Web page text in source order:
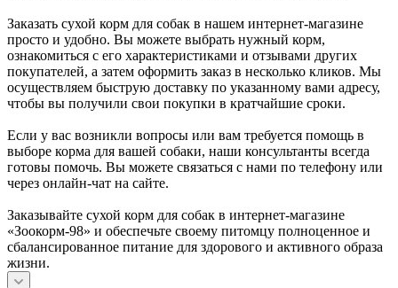
Заказать сухой корм для собак в нашем интернет-магазине
просто и удобно. Вы можете выбрать нужный корм,
ознакомиться с его характеристиками и отзывами других
покупателей, а затем оформить заказ в несколько кликов. Мы
осуществляем быструю доставку по указанному вами адресу,
чтобы вы получили свои покупки в кратчайшие сроки.
Если у вас возникли вопросы или вам требуется помощь в
выборе корма для вашей собаки, наши консультанты всегда
готовы помочь. Вы можете связаться с нами по телефону или
через онлайн-чат на сайте.
Заказывайте сухой корм для собак в интернет-магазине
«Зоокорм-98» и обеспечьте своему питомцу полноценное и
сбалансированное питание для здорового и активного образа
жизни.